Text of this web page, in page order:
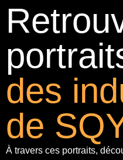
des
de
À travers ces portraits,